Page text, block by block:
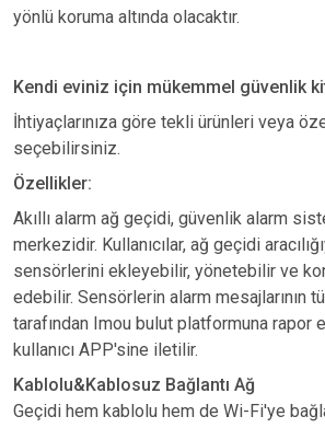
yönlü koruma altında olacaktır.
Kendi eviniz için mükemmel güvenlik
İhtiyaçlarınıza göre tekli ürünleri veya
seçebilirsiniz.
Özellikler:
Akıllı alarm ağ geçidi, güvenlik alarm
merkezidir. Kullanıcılar, ağ geçidi
sensörlerini ekleyebilir, yönetebilir ve
edebilir. Sensörlerin alarm mesajlarının
tarafından Imou bulut platformuna rapor
kullanıcı APP'sine iletilir.
Kablolu&Kablosuz Bağlantı Ağ
Geçidi hem kablolu hem de Wi-Fi'ye